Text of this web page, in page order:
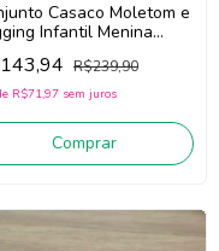
Casaco Moletom e
Infantil Menina
89181 (Bege
Creme)R$239,90
R$71,97 sem juros
Comprar